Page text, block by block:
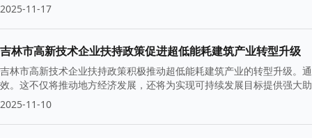
2025-11-17
吉林市高新技术企业扶持政策促进超低能耗建筑产业转型升级
吉林市高新技术企业扶持政策积极推动超低能耗建筑产业的转型升级。
效。这不仅将推动地方经济发展，还将为实现可持续发展目标提供强大
2025-11-10